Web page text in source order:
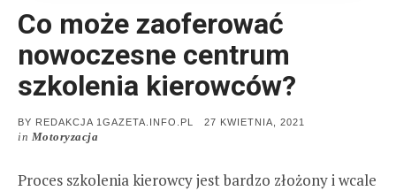
Co może zaoferować
nowoczesne centrum
szkolenia kierowców?
BY REDAKCJA 1GAZETA.INFO.PL
POSTED
27 KWIETNIA, 2021
in Motoryzacja
Proces szkolenia kierowcy jest bardzo złożony i wcale